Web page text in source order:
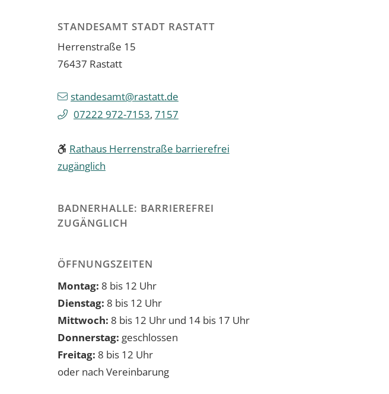
STANDESAMT STADT RASTATT
Herrenstraße 15
76437 Rastatt
standesamt@rastatt.de
07222 972-7153, 7157
Rathaus Herrenstraße barrierefrei
zugänglich
BADNERHALLE: BARRIEREFREI
ZUGÄNGLICH
ÖFFNUNGSZEITEN
Montag: 8 bis 12 Uhr
Dienstag: 8 bis 12 Uhr
Mittwoch: 8 bis 12 Uhr und 14 bis 17 Uhr
Donnerstag: geschlossen
Freitag: 8 bis 12 Uhr
oder nach Vereinbarung